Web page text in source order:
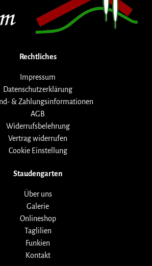
Rechtliches
Impressum
Datenschutzerklärung
& Zahlungsinformationen
AGB
Widerrufsbelehrung
Vertrag widerrufen
Cookie Einstellung
Staudengarten
Über uns
Galerie
Onlineshop
Taglilien
Funkien
Kontakt